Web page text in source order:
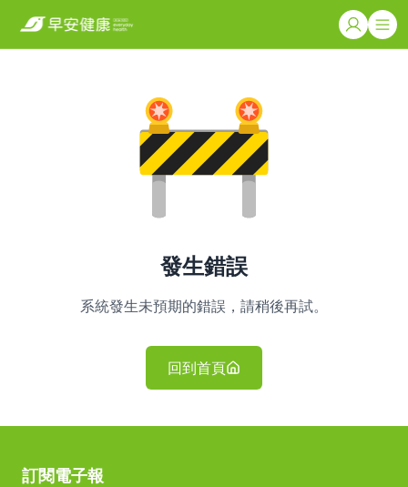
發生錯誤
系統發生未預期的錯誤，請稍後再試。
回到首頁
訂閱電子報